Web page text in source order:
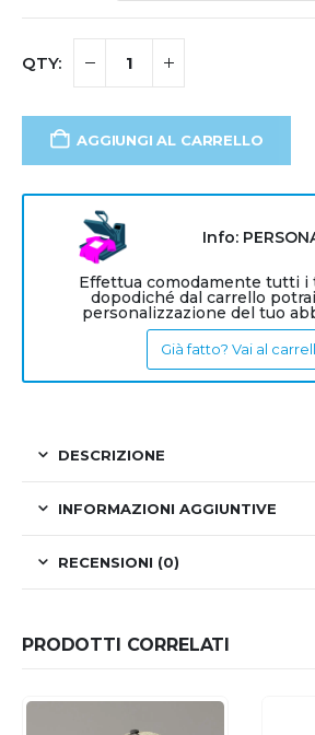
AGGIUNGI AL CARRELLO
Info:
Effettua comodamente tutti i
dopodiché dal carrello
personalizzazione del tuo
Già fatto? Vai al
DESCRIZIONE
INFORMAZIONI AGGIUNTIVE
RECENSIONI (0)
PRODOTTI CORRELATI